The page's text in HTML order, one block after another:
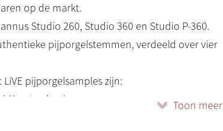
op de markt.
Studio 260, Studio 360 en Studio P-360.
pijporgelstemmen, verdeeld over vier
pijporgelsamples zijn:
(Amsterdam)
Toon meer